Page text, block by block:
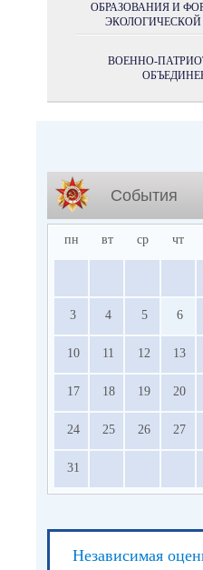
ОБРАЗОВАНИЯ И
ЭКОЛОГИЧЕСКОЙ
ВОЕННО-
События
пн вт ср чт
3 4 5 6
10 11 12 13
17 18 19 20
24 25 26 27
31
Независимая